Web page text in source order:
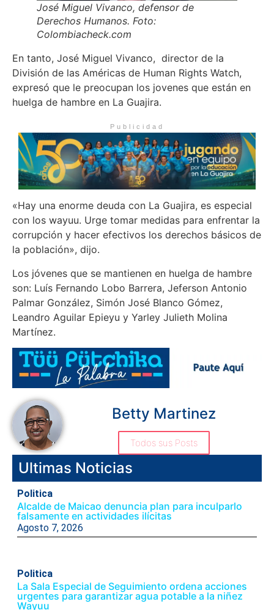
José Miguel Vivanco, defensor de
Derechos Humanos. Foto:
Colombiacheck.com
En tanto, José Miguel Vivanco, director de la
División de las Américas de Human Rights Watch,
expresó que le preocupan los jovenes que están en
huelga de hambre en La Guajira.
Publicidad
«Hay una enorme deuda con La Guajira, es especial
con los wayuu. Urge tomar medidas para enfrentar la
corrupción y hacer efectivos los derechos básicos de
la población», dijo.
Los jóvenes que se mantienen en huelga de hambre
son: Luís Fernando Lobo Barrera, Jeferson Antonio
Palmar González, Simón José Blanco Gómez,
Leandro Aguilar Epieyu y Yarley Julieth Molina
Martínez.
Betty Martinez
Todos sus Posts
Ultimas Noticias
Politica
Alcalde de Maicao denuncia plan para inculparlo
falsamente en actividades ilícitas
Agosto 7, 2026
Politica
La Sala Especial de Seguimiento ordena acciones
urgentes para garantizar agua potable a la niñez
Wayuu